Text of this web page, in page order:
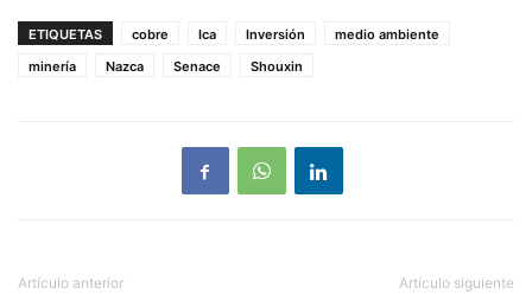
ETIQUETAS cobre Ica Inversión
medio ambiente
minería
Nazca Senace Shouxin
Artículo anterior Artículo siguiente